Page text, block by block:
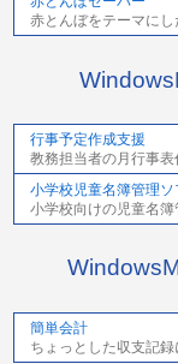
赤とんぼをテーマにし
行事予定作成支援
教務担当者の月行事表
小学校児童名簿管理ソ
小学校向けの児童名簿
簡単会計
ちょっとした収支記録